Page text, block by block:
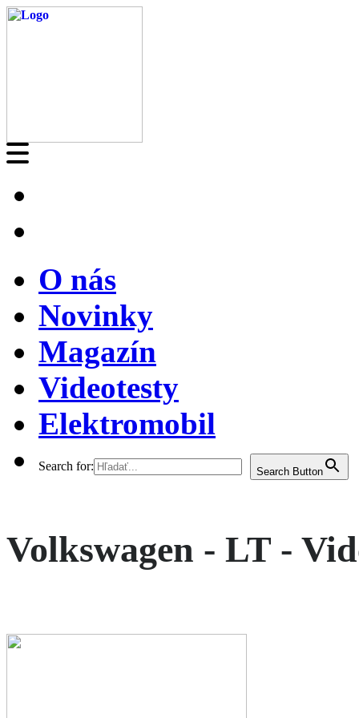
O nás
Novinky
Magazín
Videotesty
Elektromobil
Search for: Search Button
Volkswagen - LT -